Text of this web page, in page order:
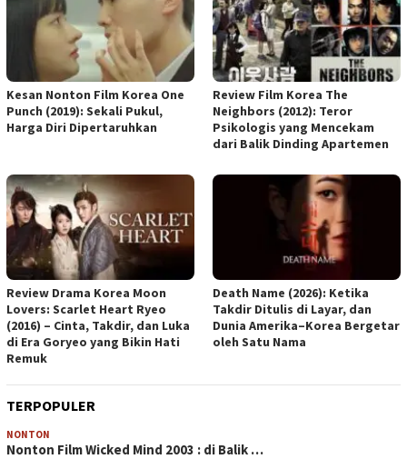
Kesan Nonton Film Korea One
Punch (2019): Sekali Pukul,
Harga Diri Dipertaruhkan
Review Film Korea The
Neighbors (2012): Teror
Psikologis yang Mencekam
dari Balik Dinding Apartemen
Review Drama Korea Moon
Lovers: Scarlet Heart Ryeo
(2016) – Cinta, Takdir, dan Luka
di Era Goryeo yang Bikin Hati
Remuk
Death Name (2026): Ketika
Takdir Ditulis di Layar, dan
Dunia Amerika–Korea Bergetar
oleh Satu Nama
TERPOPULER
NONTON
Nonton Film Wicked Mind 2003 : di Balik …